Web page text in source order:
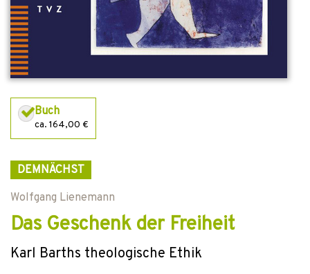
Buch
ca. 164,00 €
DEMNÄCHST
Wolfgang Lienemann
Das Geschenk der Freiheit
Karl Barths theologische Ethik